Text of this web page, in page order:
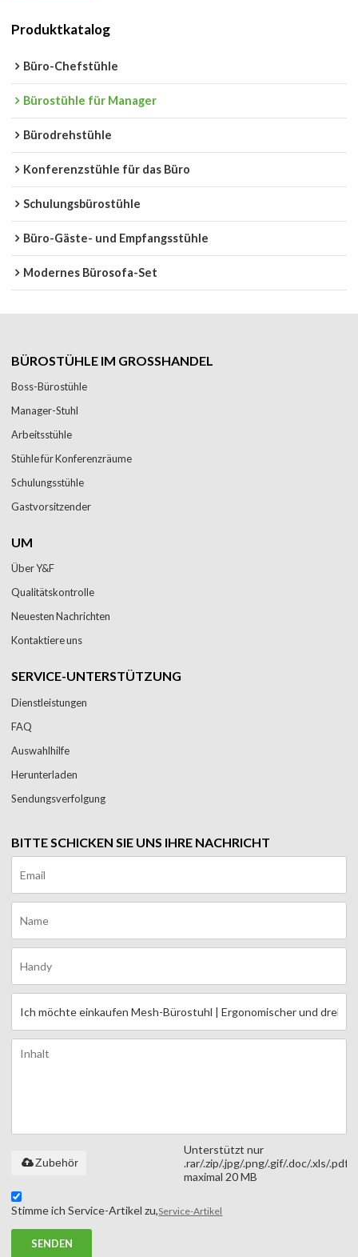
Produktkatalog
Büro-Chefstühle
Bürostühle für Manager
Bürodrehstühle
Konferenzstühle für das Büro
Schulungsbürostühle
Büro-Gäste- und Empfangsstühle
Modernes Bürosofa-Set
BÜROSTÜHLE IM GROSSHANDEL
Boss-Bürostühle
Manager-Stuhl
Arbeitsstühle
Stühle für Konferenzräume
Schulungsstühle
Gastvorsitzender
UM
Über Y&F
Qualitätskontrolle
Neuesten Nachrichten
Kontaktiere uns
SERVICE-UNTERSTÜTZUNG
Dienstleistungen
FAQ
Auswahlhilfe
Herunterladen
Sendungsverfolgung
BITTE SCHICKEN SIE UNS IHRE NACHRICHT
Unterstützt nur
.rar/.zip/.jpg/.png/.gif/.doc/.xls/.pdf,
maximal 20 MB
Zubehör
Stimme ich Service-Artikel zu,Service-Artikel
SENDEN